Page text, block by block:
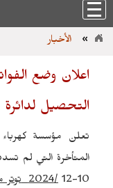
» الأخبار
اعلان وضع
التحصيل لدائرة
تعلن مؤسسة كهرباء
المتأخرة التي لم
10-12
/
2024